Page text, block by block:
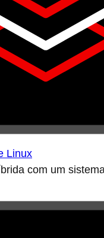
Linux
com um